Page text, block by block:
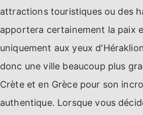
attractions touristiques ou des
apportera certainement la paix
uniquement aux yeux
donc une ville beaucoup plus
Crète et en Grèce pour son
authentique. Lorsque vous